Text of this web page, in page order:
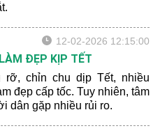
12-02-2026 12:15:00
ĐẸP KỊP TẾT
rỡ, chỉn chu dịp Tết, nhiều
đẹp cấp tốc. Tuy nhiên, tâm
dân gặp nhiều rủi ro.